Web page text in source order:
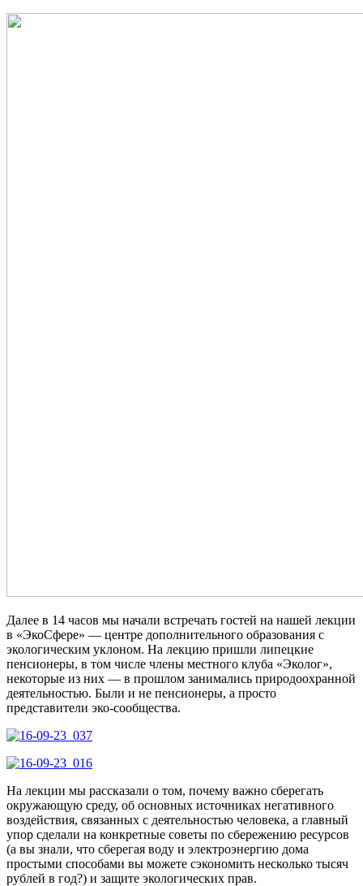
Далее в 14 часов мы начали встречать гостей на нашей лекции
в «ЭкоСфере» — центре дополнительного образования с
экологическим уклоном. На лекцию пришли липецкие
пенсионеры, в том числе члены местного клуба «Эколог»,
некоторые из них — в прошлом занимались природоохранной
деятельностью. Были и не пенсионеры, а просто
представители эко-сообщества.
На лекции мы рассказали о том, почему важно сберегать
окружающую среду, об основных источниках негативного
воздействия, связанных с деятельностью человека, а главный
упор сделали на конкретные советы по сбережению ресурсов
(а вы знали, что сберегая воду и электроэнергию дома
простыми способами вы можете сэкономить несколько тысяч
рублей в год?) и защите экологических прав.